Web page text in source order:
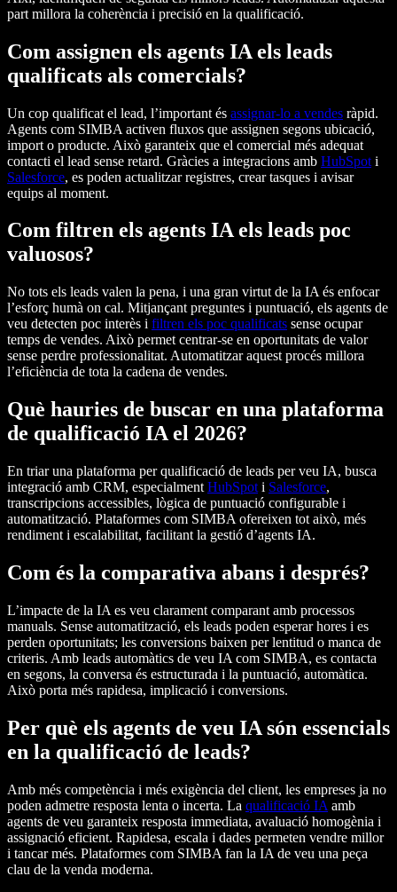
part millora la coherència i precisió en la qualificació.
Com assignen els agents IA els leads
qualificats als comercials?
Un cop qualificat el lead, l’important és assignar-lo a vendes ràpid.
Agents com SIMBA activen fluxos que assignen segons ubicació,
import o producte. Això garanteix que el comercial més adequat
contacti el lead sense retard. Gràcies a integracions amb HubSpot i
Salesforce, es poden actualitzar registres, crear tasques i avisar
equips al moment.
Com filtren els agents IA els leads poc
valuosos?
No tots els leads valen la pena, i una gran virtut de la IA és enfocar
l’esforç humà on cal. Mitjançant preguntes i puntuació, els agents de
veu detecten poc interès i filtren els poc qualificats sense ocupar
temps de vendes. Això permet centrar-se en oportunitats de valor
sense perdre professionalitat. Automatitzar aquest procés millora
l’eficiència de tota la cadena de vendes.
Què hauries de buscar en una plataforma
de qualificació IA el 2026?
En triar una plataforma per qualificació de leads per veu IA, busca
integració amb CRM, especialment HubSpot i Salesforce,
transcripcions accessibles, lògica de puntuació configurable i
automatització. Plataformes com SIMBA ofereixen tot això, més
rendiment i escalabilitat, facilitant la gestió d’agents IA.
Com és la comparativa abans i després?
L’impacte de la IA es veu clarament comparant amb processos
manuals. Sense automatització, els leads poden esperar hores i es
perden oportunitats; les conversions baixen per lentitud o manca de
criteris. Amb leads automàtics de veu IA com SIMBA, es contacta
en segons, la conversa és estructurada i la puntuació, automàtica.
Això porta més rapidesa, implicació i conversions.
Per què els agents de veu IA són essencials
en la qualificació de leads?
Amb més competència i més exigència del client, les empreses ja no
poden admetre resposta lenta o incerta. La qualificació IA amb
agents de veu garanteix resposta immediata, avaluació homogènia i
assignació eficient. Rapidesa, escala i dades permeten vendre millor
i tancar més. Plataformes com SIMBA fan la IA de veu una peça
clau de la venda moderna.